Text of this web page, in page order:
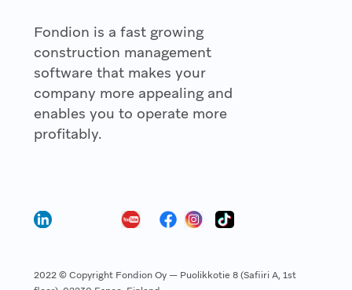
Fondion is a fast growing
construction management
software that makes your
company more appealing and
enables you to operate more
profitably.
2022 © Copyright Fondion Oy — Puolikkotie 8 (Safiiri A, 1st